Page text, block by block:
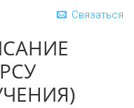
Связаться